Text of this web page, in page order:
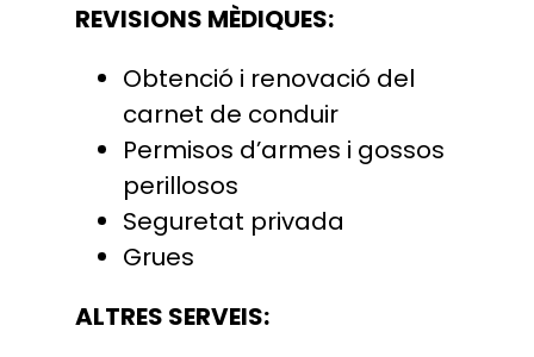
REVISIONS MÈDIQUES:
Obtenció i renovació del
carnet de conduir
Permisos d’armes i gossos
perillosos
Seguretat privada
Grues
ALTRES SERVEIS: